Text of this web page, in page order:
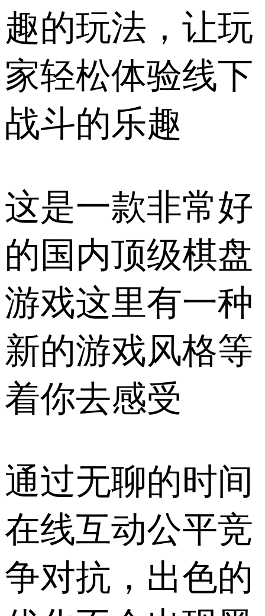
趣的玩法，让玩
家轻松体验线下
战斗的乐趣
这是一款非常好
的国内顶级棋盘
游戏这里有一种
新的游戏风格等
着你去感受
通过无聊的时间
在线互动公平竞
争对抗，出色的